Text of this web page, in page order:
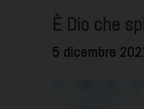
È Dio che
5 dicembre